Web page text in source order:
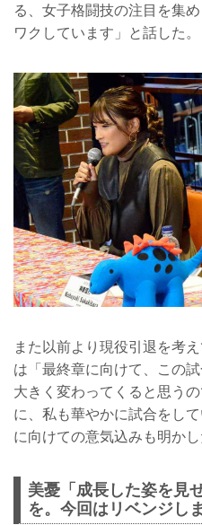
る、女子格闘技の注目を集
ワクしています」と話した。
また以前より現役引退を考
は「最終章に向けて、この
大きく変わってくると思う
に、私も華やかに試合をし
に向けての意気込みも明かし
美憂「成長した姿を見
を。今回はリベンジし